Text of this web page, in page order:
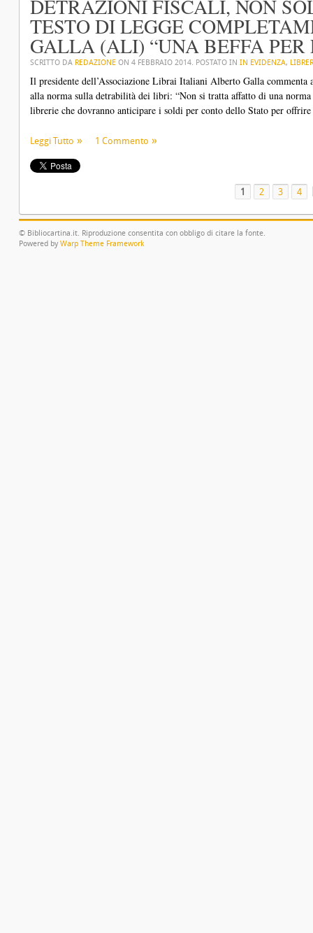
DETRAZIONI FISCALI, NON
TESTO DI LEGGE
GALLA (ALI) “UNA BEFFA
SCRITTO DA REDAZIONE ON 4 FEBBRAIO 2014. POSTATO IN IN EVIDENZA,
Il presidente dell’Associazione Librai Italiani Alberto Galla
alla norma sulla detrabilità dei libri: “Non si tratta affatto di una
librerie che dovranno anticipare i soldi per conto dello Stato per
Leggi Tutto 1 Commento
1 2 3 4
© Bibliocartina.it. Riproduzione consentita con obbligo di citare la fonte.
Powered by Warp Theme Framework